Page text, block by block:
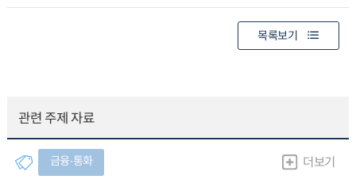
목록보기
관련 주제 자료
금융∙통화 더보기